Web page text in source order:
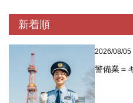
新着順
2026/08/05
警備業＝